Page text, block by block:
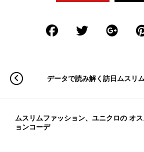
データで読み解く訪日ムスリ
ムスリムファッション、ユニクロの オ
ョンコーデ